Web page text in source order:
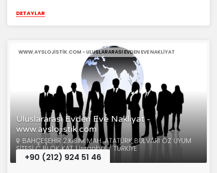
DETAYLAR
Uluslararası Evden Eve Nakliyat -
www.ayslojistik.com
WWW.AYSLOJISTIK.COM - ULUSLARARASI EVDEN EVE NAKLIYAT
BAHÇEŞEHİR 2.KISIM MAH. ATATÜRK BULVARI ÖZ UYUM
SİTESİ C BLOK KAT 1 İstanbul / TÜRKİYE
+90 (212) 924 51 46